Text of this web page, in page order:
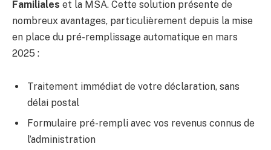
Familiales et la MSA. Cette solution présente de
nombreux avantages, particulièrement depuis la mise
en place du pré-remplissage automatique en mars
2025 :
Traitement immédiat de votre déclaration, sans
délai postal
Formulaire pré-rempli avec vos revenus connus de
l’administration